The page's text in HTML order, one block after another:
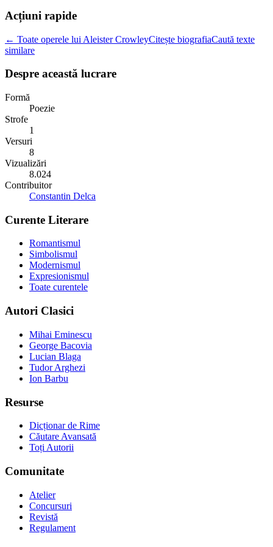
Acțiuni rapide
← Toate operele lui Aleister CrowleyCitește biografiaCaută texte
similare
Despre această lucrare
Formă
Poezie
Strofe
1
Versuri
8
Vizualizări
8.024
Contribuitor
Constantin Delca
Curente Literare
Romantismul
Simbolismul
Modernismul
Expresionismul
Toate curentele
Autori Clasici
Mihai Eminescu
George Bacovia
Lucian Blaga
Tudor Arghezi
Ion Barbu
Resurse
Dicționar de Rime
Căutare Avansată
Toți Autorii
Comunitate
Atelier
Concursuri
Revistă
Regulament